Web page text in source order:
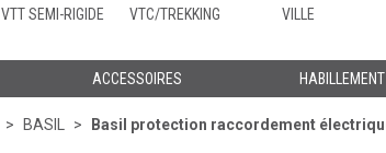
VTT SEMI-RIGIDE VTC/TREKKING VILLE
ACCESSOIRES HABILLEMENT
BASIL Basil protection raccordement